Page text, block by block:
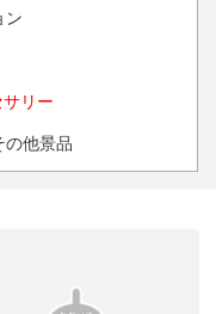
ン
リー
の他景品